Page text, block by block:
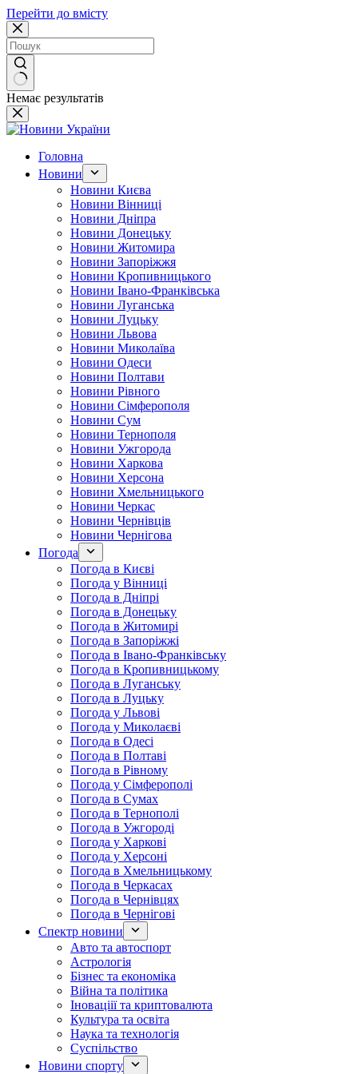
Перейти до вмісту
Немає результатів
Головна
Новини
Новини Києва
Новини Вінниці
Новини Дніпра
Новини Донецьку
Новини Житомира
Новини Запоріжжя
Новини Кропивницького
Новини Івано-Франківська
Новини Луганська
Новини Луцьку
Новини Львова
Новини Миколаїва
Новини Одеси
Новини Полтави
Новини Рівного
Новини Сімферополя
Новини Сум
Новини Тернополя
Новини Ужгорода
Новини Харкова
Новини Херсона
Новини Хмельницького
Новини Черкас
Новини Чернівців
Новини Чернігова
Погода
Погода в Києві
Погода у Вінниці
Погода в Дніпрі
Погода в Донецьку
Погода в Житомирі
Погода в Запоріжжі
Погода в Івано-Франківську
Погода в Кропивницькому
Погода в Луганську
Погода в Луцьку
Погода у Львові
Погода у Миколаєві
Погода в Одесі
Погода в Полтаві
Погода в Рівному
Погода у Сімферополі
Погода в Сумах
Погода в Тернополі
Погода в Ужгороді
Погода у Харкові
Погода у Херсоні
Погода в Хмельницькому
Погода в Черкасах
Погода в Чернівцях
Погода в Чернігові
Спектр новини
Авто та автоспорт
Астрологія
Бізнес та економіка
Війна та політика
Іноваціії та криптовалюта
Культура та освіта
Наука та технологія
Суспільство
Новини спорту